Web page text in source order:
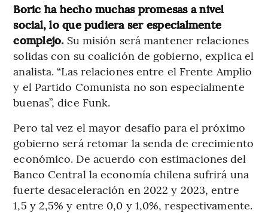
Boric ha hecho muchas promesas a nivel
social, lo que pudiera ser especialmente
complejo. Su misión será mantener relaciones
solidas con su coalición de gobierno, explica el
analista. “Las relaciones entre el Frente Amplio
y el Partido Comunista no son especialmente
buenas”, dice Funk.
Pero tal vez el mayor desafío para el próximo
gobierno será retomar la senda de crecimiento
económico. De acuerdo con estimaciones del
Banco Central la economía chilena sufrirá una
fuerte desaceleración en 2022 y 2023, entre
1,5 y 2,5% y entre 0,0 y 1,0%, respectivamente.